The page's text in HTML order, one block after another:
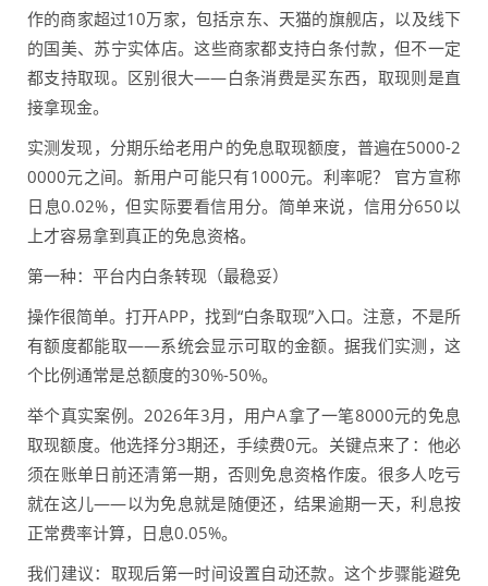
作的商家超过10万家，包括京东、天猫的旗舰店，以及线下
的国美、苏宁实体店。这些商家都支持白条付款，但不一定
都支持取现。区别很大——白条消费是买东西，取现则是直
接拿现金。
实测发现，分期乐给老用户的免息取现额度，普遍在5000-2
0000元之间。新用户可能只有1000元。利率呢？ 官方宣称
日息0.02%，但实际要看信用分。简单来说，信用分650以
上才容易拿到真正的免息资格。
第一种：平台内白条转现（最稳妥）
操作很简单。打开APP，找到“白条取现”入口。注意，不是所
有额度都能取——系统会显示可取的金额。据我们实测，这
个比例通常是总额度的30%-50%。
举个真实案例。2026年3月，用户A拿了一笔8000元的免息
取现额度。他选择分3期还，手续费0元。关键点来了：他必
须在账单日前还清第一期，否则免息资格作废。很多人吃亏
就在这儿——以为免息就是随便还，结果逾期一天，利息按
正常费率计算，日息0.05%。
我们建议：取现后第一时间设置自动还款。这个步骤能避免